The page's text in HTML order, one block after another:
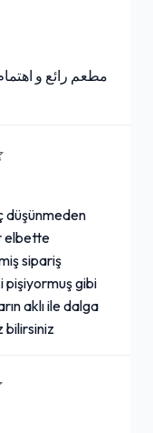
مطعم رائع و
düşünmeden
elbette
sipariş
pişiyormuş gibi
aklı ile dalga
bilirsiniz